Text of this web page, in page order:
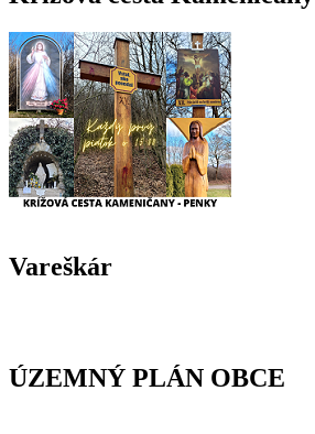
Vareškár
ÚZEMNÝ PLÁN OBCE